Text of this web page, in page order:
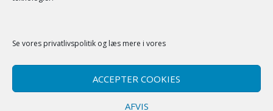
Se vores privatlivspolitik og læs mere i vores
ACCEPTER COOKIES
AFVIS
Privatlivspolitik